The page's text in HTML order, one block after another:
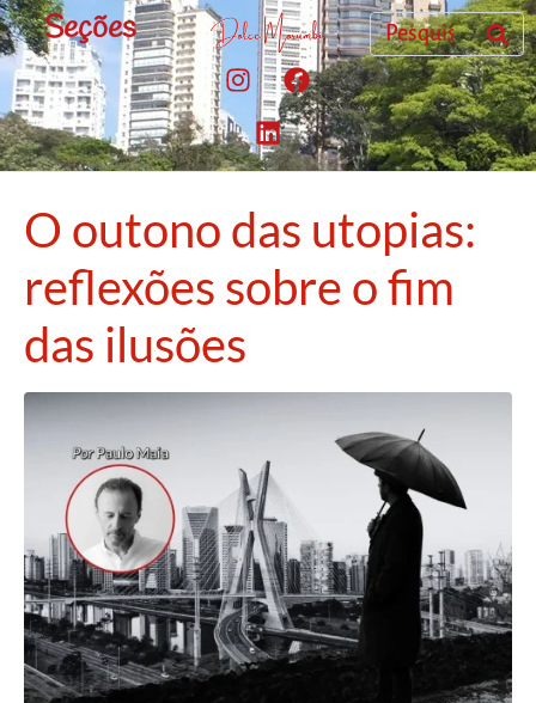
Seções
O outono das utopias:
reflexões sobre o fim
das ilusões